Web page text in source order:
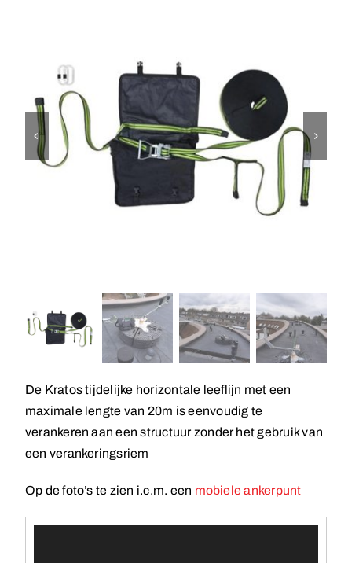
De Kratos tijdelijke horizontale leeflijn met een
maximale lengte van 20m is eenvoudig te
verankeren aan een structuur zonder het gebruik van
een verankeringsriem
Op de foto’s te zien i.c.m. een mobiele ankerpunt